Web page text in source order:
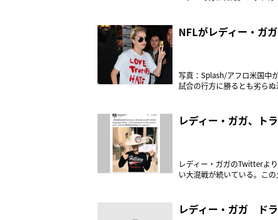
大いに話題となっていた。
まった。メタリカのヴォーカ
NFLがレディー・ガ
写真：Splash/アフロ米国中
試合の行方に勝るとも劣ら
る。ハーフタイムショーの
話題を口に
レディー・ガガ、ト
レディー・ガガのTwitterよ
い大混戦が続いている。こ
ジェイ・Zなど、クリント
ガガがTwitterで少
レディー・ガガ ドラ